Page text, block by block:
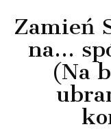
Zamień
na…
(Na